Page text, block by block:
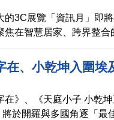
的3C展覽「資訊月」即
焦在智慧居家、跨界整
帶您先睹為快。
在、小乾坤入圍埃
在》、《天庭小子 小乾
於開羅與多國角逐「最